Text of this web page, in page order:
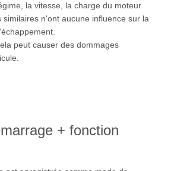
la vitesse, la charge du moteur
n'ont aucune influence sur la
peut causer des dommages
+ fonction